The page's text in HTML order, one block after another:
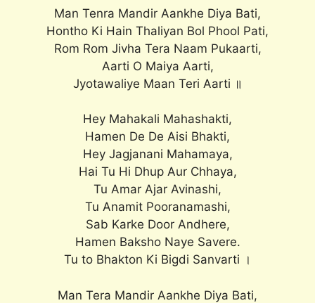
Man Tenra Mandir Aankhe Diya Bati,
Hontho Ki Hain Thaliyan Bol Phool Pati,
Rom Rom Jivha Tera Naam Pukaarti,
Aarti O Maiya Aarti,
Jyotawaliye Maan Teri Aarti ॥
Hey Mahakali Mahashakti,
Hamen De De Aisi Bhakti,
Hey Jagjanani Mahamaya,
Hai Tu Hi Dhup Aur Chhaya,
Tu Amar Ajar Avinashi,
Tu Anamit Pooranamashi,
Sab Karke Door Andhere,
Hamen Baksho Naye Savere.
Tu to Bhakton Ki Bigdi Sanvarti ।
Man Tera Mandir Aankhe Diya Bati,